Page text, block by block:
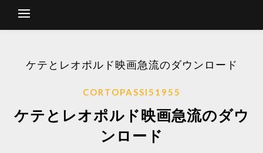
ケテとレオポルド映画急流のダウンロード
CORTOPASSI51955
ケテとレオポルド映画急流のダウ
ンロード